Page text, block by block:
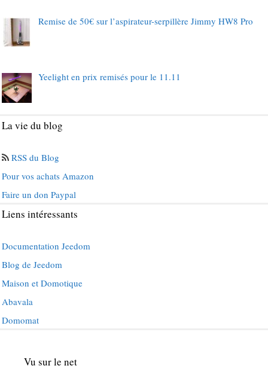
Remise de 50€ sur l’aspirateur-serpillère Jimmy HW8 Pro
Yeelight en prix remisés pour le 11.11
La vie du blog
RSS du Blog
Pour vos achats Amazon
Faire un don Paypal
Liens intéressants
Documentation Jeedom
Blog de Jeedom
Maison et Domotique
Abavala
Domomat
Vu sur le net